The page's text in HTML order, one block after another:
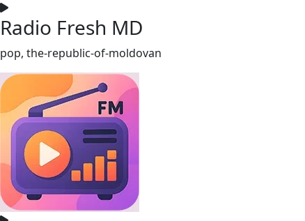
Radio Fresh MD
pop, the-republic-of-moldovan